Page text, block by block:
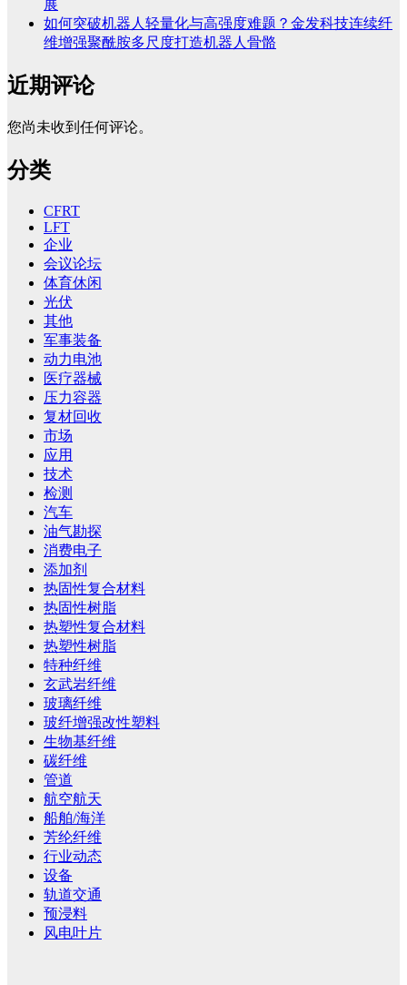
展
如何突破机器人轻量化与高强度难题？金发科技连续纤
维增强聚酰胺多尺度打造机器人骨骼
近期评论
您尚未收到任何评论。
分类
CFRT
LFT
企业
会议论坛
体育休闲
光伏
其他
军事装备
动力电池
医疗器械
压力容器
复材回收
市场
应用
技术
检测
汽车
油气勘探
消费电子
添加剂
热固性复合材料
热固性树脂
热塑性复合材料
热塑性树脂
特种纤维
玄武岩纤维
玻璃纤维
玻纤增强改性塑料
生物基纤维
碳纤维
管道
航空航天
船舶/海洋
芳纶纤维
行业动态
设备
轨道交通
预浸料
风电叶片